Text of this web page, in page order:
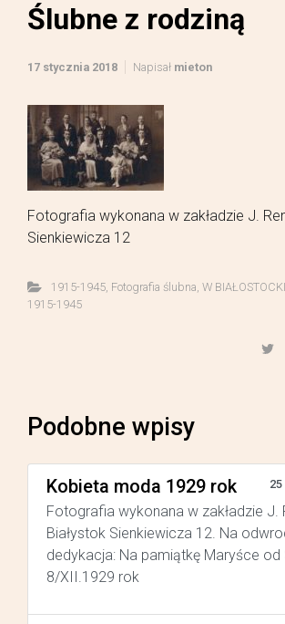
Ślubne z rodziną
17 stycznia 2018 Napisał mieton
Fotografia wykonana w zakładzie J.
Sienkiewicza 12
1915-1945, Fotografia ślubna W
1915-1945
Podobne wpisy
Kobieta moda 1929 rok
Fotografia wykonana w zakładzie J.
Białystok Sienkiewicza 12. Na
dedykacja: Na pamiątkę Maryśce od
8/XII.1929 rok